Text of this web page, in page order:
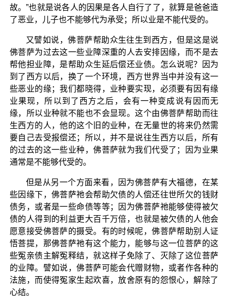
故。”也就是说各人的因果是各人自行了了，就算是爸爸造
了恶业，儿子也不能够代为承受；所以业是不能代受的。
又譬如说，佛菩萨帮助众生往生到西方，但是这是说
佛菩萨为过去这一些业障深重的人去安排因缘，而不是去
帮他担业障，是帮助众生延后偿还业债。怎么说呢？因为
到了西方以后，换了一个环境，西方世界当中并没有这一
些恶业的缘；我们都晓得，业种要实现，必须要有因有缘
业果现，所以到了西方之后，会有一种变成说有因而无
缘，所以业种就不能也不会显现。这个由佛菩萨帮助而往
生西方的人，他的这个旧的业种，在无量世的将来仍然需
要自己去受报偿还；所以，并不是说往生西方以后，所有
的过去的这一些业种，佛菩萨就为我们代受了；因为业果
通常是不能够代受的。
但是从另一个方面来看，因为佛菩萨有大福德，在某
些因缘下，佛菩萨祂会帮助欠债的人偿还往世所欠的钱财
债务，或者是一些命债等等；因为佛菩萨祂能够使得被欠
债的人得到的利益更大百千万倍，也就是被欠债的人他会
愿意接受佛菩萨的摄受。有的时候呢，佛菩萨帮助别人证
悟菩提，那佛菩萨祂有这个能力，能够与这一位菩萨的这
些冤亲债主解冤释结，就这样子免除了、灭除了这位菩萨
的业障。譬如说，佛菩萨可能会代赠财物，或者作各种的
法施，而使得冤家生起欢喜，放舍原有的怨恨心，解除了
心结。